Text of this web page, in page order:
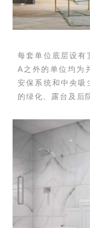
每套单位底层设有
A之外的单位均为
安保系统和中央吸
的绿化、露台及后